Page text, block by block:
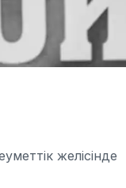
желісінде